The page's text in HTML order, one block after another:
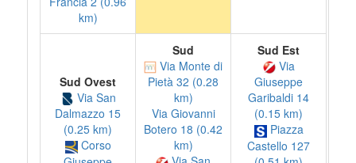
km)
Sud Ovest
Via San
Dalmazzo 15
(0.25 km)
Corso
Sud
Via Monte di
Pietà 32 (0.28
km)
Via Giovanni
Botero 18 (0.42
km)
Sud Est
Via
Giuseppe
Garibaldi 14
(0.15 km)
Piazza
Castello 127